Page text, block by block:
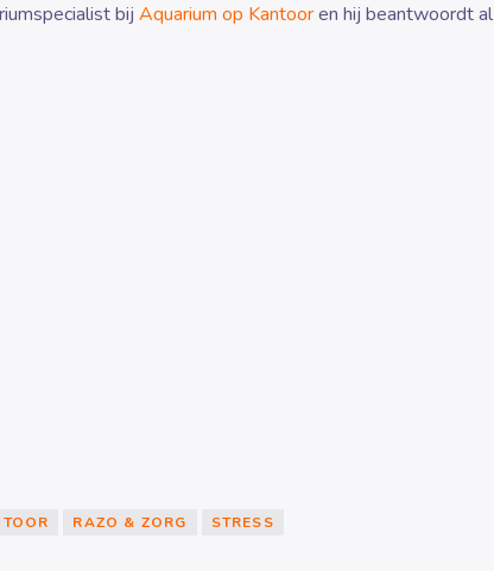
bij Aquarium op Kantooren hij beantwoordt al
RAZO & ZORG STRESS